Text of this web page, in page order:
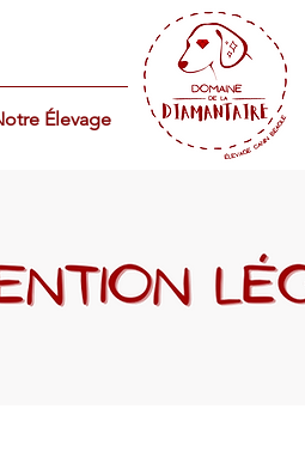
Élevage Nouvelle